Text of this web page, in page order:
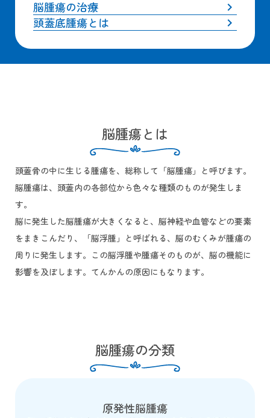
脳腫瘍の治療 keyboard_arrow_right
頭蓋底腫瘍とは keyboard_arrow_right
脳腫瘍とは
頭蓋骨の中に生じる腫瘍を、総称して「脳腫瘍」と呼びます。
脳腫瘍は、頭蓋内の各部位から色々な種類のものが発生しま
す。
脳に発生した脳腫瘍が大きくなると、脳神経や血管などの要素
をまきこんだり、「脳浮腫」と呼ばれる、脳のむくみが腫瘍の
周りに発生します。この脳浮腫や腫瘍そのものが、脳の機能に
影響を及ぼします。てんかんの原因にもなります。
脳腫瘍の分類
原発性脳腫瘍